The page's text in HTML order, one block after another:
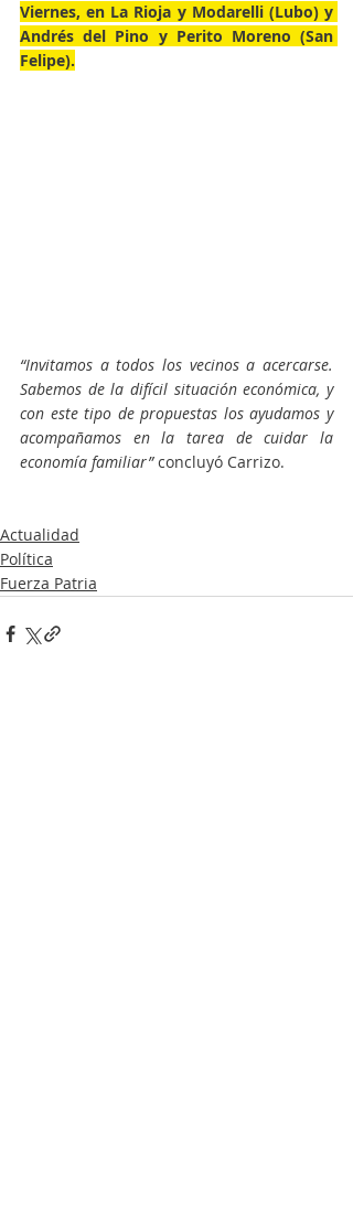
Viernes, en La Rioja y Modarelli (Lubo) y
Andrés del Pino y Perito Moreno (San
Felipe).
“Invitamos a todos los vecinos a acercarse.
Sabemos de la difícil situación económica, y
con este tipo de propuestas los ayudamos y
acompañamos en la tarea de cuidar la
economía familiar” concluyó Carrizo.
Actualidad
Política
Fuerza Patria